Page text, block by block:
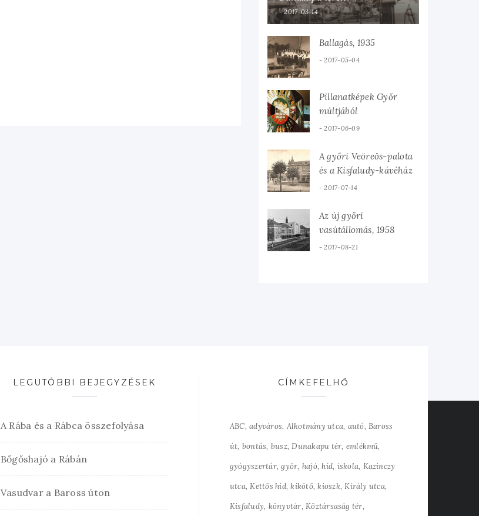
2017-03-14
Ballagás, 1935
2017-05-04
Pillanatképek Győr
múltjából
2017-06-09
A győri Veöreös-palota
és a Kisfaludy-kávéház
2017-07-14
Az új győri
vasútállomás, 1958
2017-08-21
LEGUTÓBBI BEJEGYZÉSEK
A Rába és a Rábca összefolyása
Bőgőshajó a Rábán
Vasudvar a Baross úton
CÍMKEFELHŐ
ABC adyváros Alkotmány utca autó Baross
út bontás busz Dunakapu tér emlékmű
gyógyszertár győr hajó híd iskola Kazinczy
utca Kettős híd kikötő kioszk Király utca
Kisfaludy könyvtár Köztársaság tér